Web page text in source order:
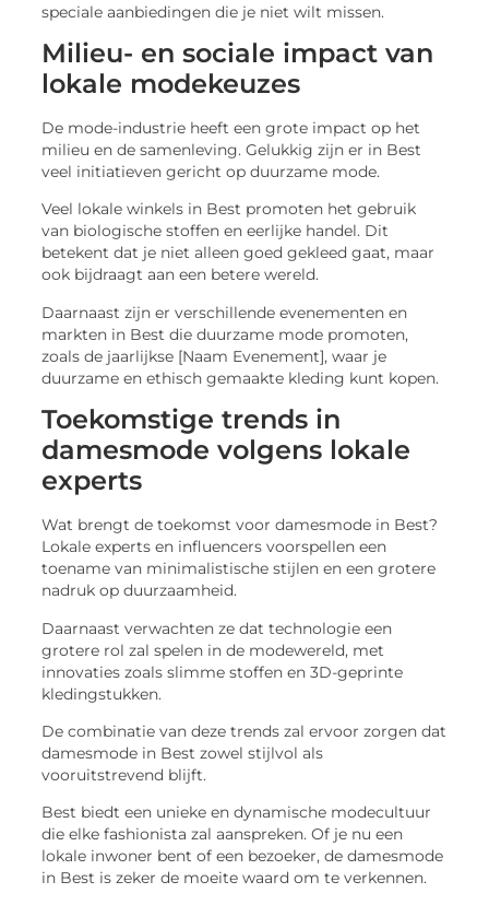
speciale aanbiedingen die je niet wilt missen.
Milieu- en sociale impact van
lokale modekeuzes
De mode-industrie heeft een grote impact op het
milieu en de samenleving. Gelukkig zijn er in Best
veel initiatieven gericht op duurzame mode.
Veel lokale winkels in Best promoten het gebruik
van biologische stoffen en eerlijke handel. Dit
betekent dat je niet alleen goed gekleed gaat, maar
ook bijdraagt aan een betere wereld.
Daarnaast zijn er verschillende evenementen en
markten in Best die duurzame mode promoten,
zoals de jaarlijkse [Naam Evenement], waar je
duurzame en ethisch gemaakte kleding kunt kopen.
Toekomstige trends in
damesmode volgens lokale
experts
Wat brengt de toekomst voor damesmode in Best?
Lokale experts en influencers voorspellen een
toename van minimalistische stijlen en een grotere
nadruk op duurzaamheid.
Daarnaast verwachten ze dat technologie een
grotere rol zal spelen in de modewereld, met
innovaties zoals slimme stoffen en 3D-geprinte
kledingstukken.
De combinatie van deze trends zal ervoor zorgen dat
damesmode in Best zowel stijlvol als
vooruitstrevend blijft.
Best biedt een unieke en dynamische modecultuur
die elke fashionista zal aanspreken. Of je nu een
lokale inwoner bent of een bezoeker, de damesmode
in Best is zeker de moeite waard om te verkennen.